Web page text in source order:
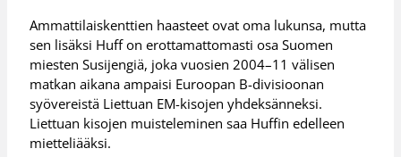
Ammattilaiskenttien haasteet ovat oma lukunsa, mutta
sen lisäksi Huff on erottamattomasti osa Suomen
miesten Susijengiä, joka vuosien 2004–11 välisen
matkan aikana ampaisi Euroopan B-divisioonan
syövereistä Liettuan EM-kisojen yhdeksänneksi.
Liettuan kisojen muisteleminen saa Huffin edelleen
mietteliääksi.